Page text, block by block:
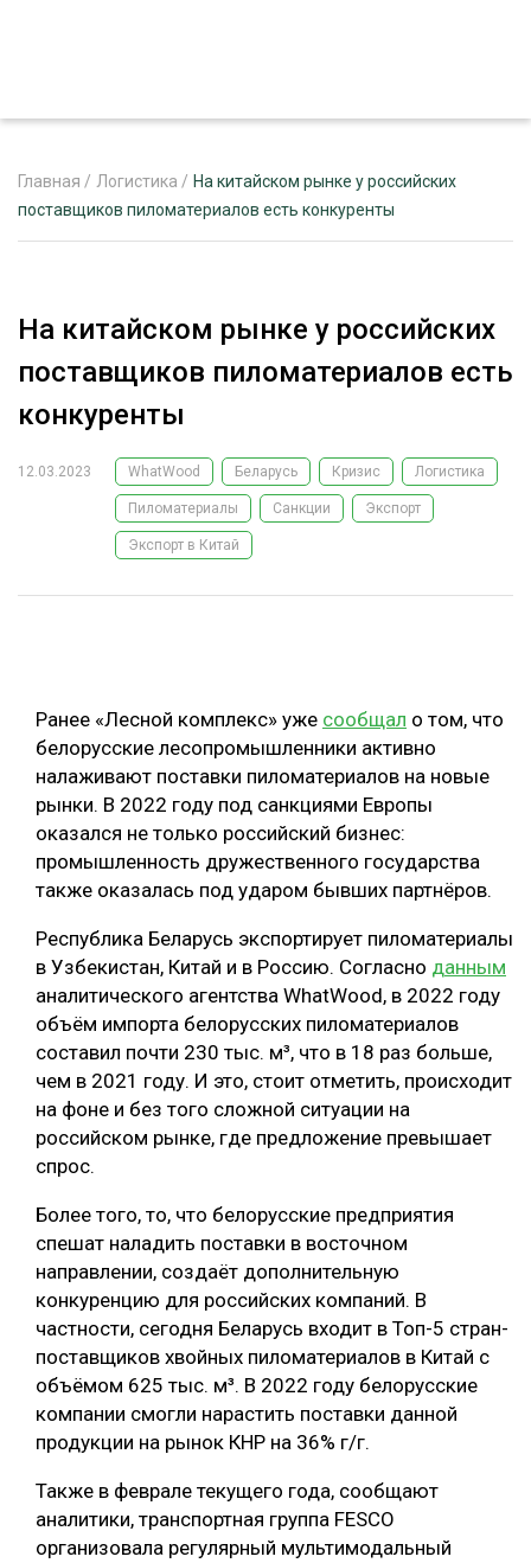
РЕКЛАМОДАТЕЛЯМ
ЛЕСНОЕ ХОЗЯЙСТВО
ЛЕСОЗАГОТОВКА
ОБРАБОТКА ДРЕВЕСИНЫ
ПРОИЗВОДСТВО ДРЕВЕСНЫХ ПЛИТ
ЦБП
КОМПЛЕКСНАЯ ПЕРЕРАБОТКА
ЛЕСОПИЛЕНИЕ
ДЕРЕВЯННОЕ ДОМОСТРОЕНИЕ
БЕЗОПАСНОЕ ПРОИЗВОДСТВО
СОРТИРОВКА ДРЕВЕСИНЫ
СУШКА ДРЕВЕСИНЫ
МЕБЕЛЬНОЕ ПРОИЗВОДСТВО
ПОДБОРКИ СТАТЕЙ
ЭКСПЕРТНОЕ МНЕНИЕ
Главная / Логистика / На китайском рынке у российских
поставщиков пиломатериалов есть конкуренты
На китайском рынке у российских
поставщиков пиломатериалов есть
конкуренты
12.03.2023 WhatWood Беларусь Кризис Логистика
Пиломатериалы Санкции Экспорт
Экспорт в Китай
Ранее «Лесной комплекс» уже сообщал о том, что
белорусские лесопромышленники активно
налаживают поставки пиломатериалов на новые
рынки. В 2022 году под санкциями Европы
оказался не только российский бизнес:
промышленность дружественного государства
также оказалась под ударом бывших партнёров.
Республика Беларусь экспортирует пиломатериалы
в Узбекистан, Китай и в Россию. Согласно данным
аналитического агентства WhatWood, в 2022 году
объём импорта белорусских пиломатериалов
составил почти 230 тыс. м³, что в 18 раз больше,
чем в 2021 году. И это, стоит отметить, происходит
на фоне и без того сложной ситуации на
российском рынке, где предложение превышает
спрос.
Более того, то, что белорусские предприятия
спешат наладить поставки в восточном
направлении, создаёт дополнительную
конкуренцию для российских компаний. В
частности, сегодня Беларусь входит в Топ-5 стран-
поставщиков хвойных пиломатериалов в Китай с
объёмом 625 тыс. м³. В 2022 году белорусские
компании смогли нарастить поставки данной
продукции на рынок КНР на 36% г/г.
Также в феврале текущего года, сообщают
аналитики, транспортная группа FESCO
организовала регулярный мультимодальный